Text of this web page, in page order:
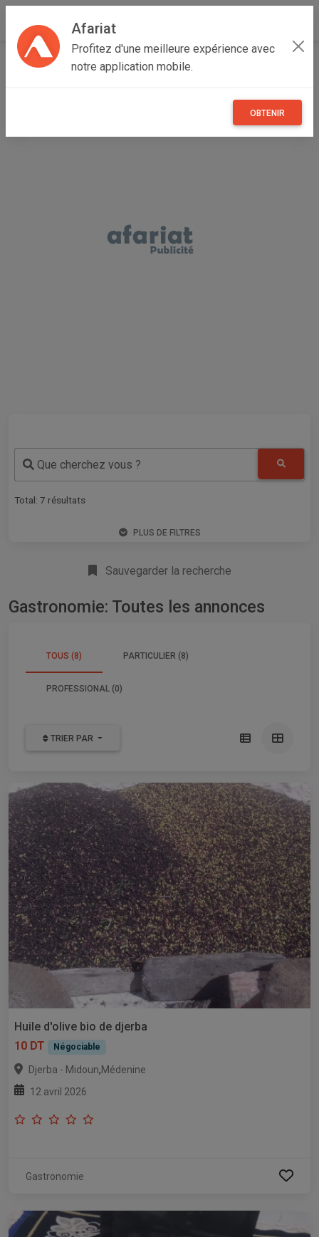
Afariat
Profitez d'une meilleure expérience avec
notre application mobile.
OBTENIR
Accueil Recherche Autres Gastronomie
Que cherchez vous ?
Total: 7 résultats
PLUS DE FILTRES
Sauvegarder la recherche
Gastronomie: Toutes les annonces
TOUS (8) PARTICULIER (8)
PROFESSIONAL (0)
TRIER PAR
Huile d'olive bio de djerba
10 DT
Négociable
Djerba - Midoun,Médenine
12 avril 2026
Gastronomie